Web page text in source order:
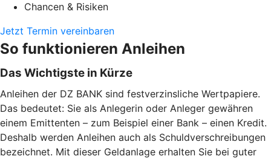
Chancen & Risiken
Jetzt Termin vereinbaren
So funktionieren Anleihen
Das Wichtigste in Kürze
Anleihen der DZ BANK sind festverzinsliche Wertpapiere.
Das bedeutet: Sie als Anlegerin oder Anleger gewähren
einem Emittenten – zum Beispiel einer Bank – einen Kredit.
Deshalb werden Anleihen auch als Schuldverschreibungen
bezeichnet. Mit dieser Geldanlage erhalten Sie bei guter